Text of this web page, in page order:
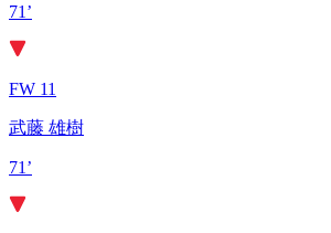
71’
FW 11
武藤 雄樹
71’